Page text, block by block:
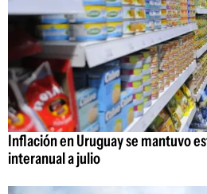
Inflación en Uruguay se mantuvo
interanual a julio